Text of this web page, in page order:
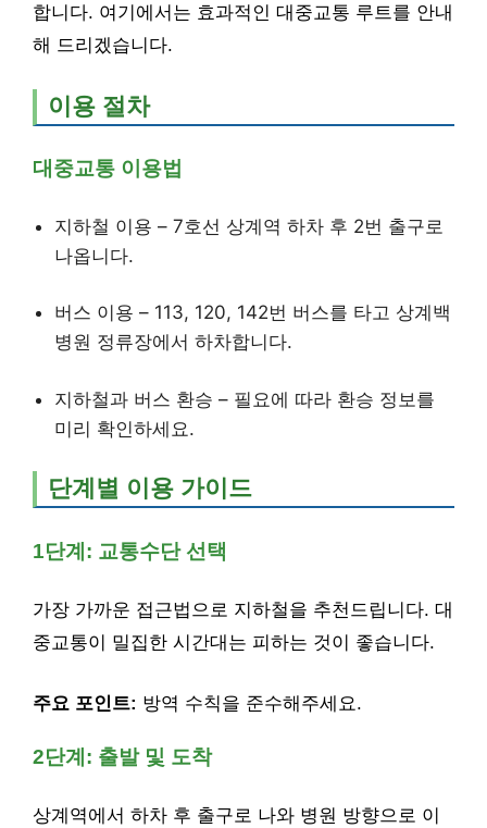
합니다. 여기에서는 효과적인 대중교통 루트를 안내
해 드리겠습니다.
이용 절차
대중교통 이용법
지하철 이용 – 7호선 상계역 하차 후 2번 출구로
나옵니다.
버스 이용 – 113, 120, 142번 버스를 타고 상계백
병원 정류장에서 하차합니다.
지하철과 버스 환승 – 필요에 따라 환승 정보를
미리 확인하세요.
단계별 이용 가이드
1단계: 교통수단 선택
가장 가까운 접근법으로 지하철을 추천드립니다. 대
중교통이 밀집한 시간대는 피하는 것이 좋습니다.
주요 포인트: 방역 수칙을 준수해주세요.
2단계: 출발 및 도착
상계역에서 하차 후 출구로 나와 병원 방향으로 이